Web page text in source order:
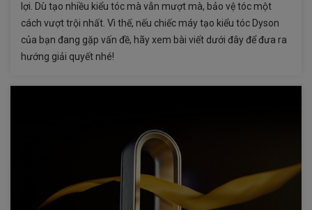
lợi. Dù tạo nhiều kiểu tóc mà vẫn mượt mà, bảo vệ tóc một
cách vượt trội nhất. Vì thế, nếu chiếc máy tạo kiểu tóc Dyson
của bạn đang gặp vấn đề, hãy xem bài viết dưới đây để đưa ra
hướng giải quyết nhé!